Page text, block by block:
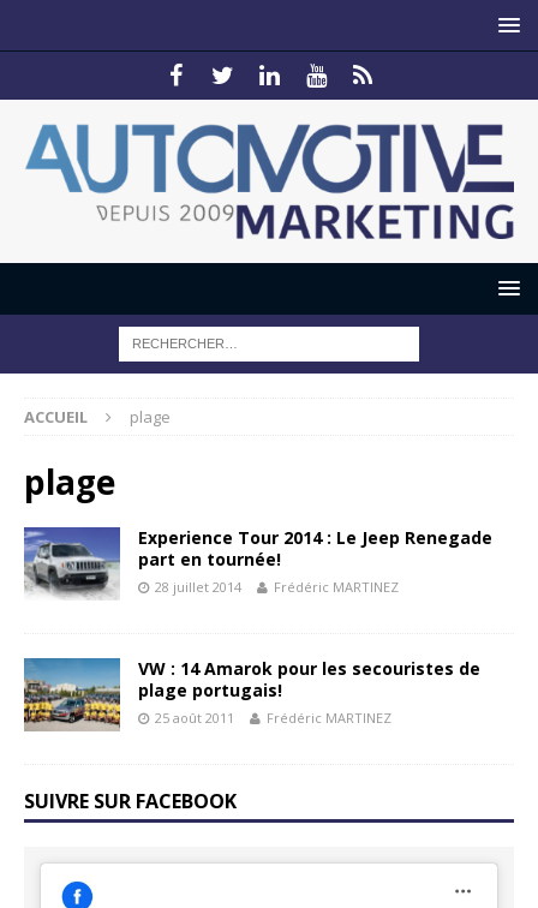
ACCUEIL plage
plage
Experience Tour 2014 : Le Jeep Renegade
part en tournée!
28 juillet 2014 Frédéric MARTINEZ
VW : 14 Amarok pour les secouristes de
plage portugais!
25 août 2011 Frédéric MARTINEZ
SUIVRE SUR FACEBOOK